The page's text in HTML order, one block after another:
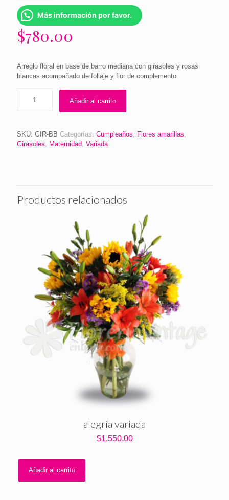
Más información por favor.
$780.00
Arreglo floral en base de barro mediana con girasoles y rosas
blancas acompañado de follaje y flor de complemento
Añadir al carrito
SKU: GIR-BB Categorías: Cumpleaños, Flores amarillas,
Girasoles, Maternidad, Variada
Productos relacionados
alegría variada
$1,550.00
Añadir al carrito